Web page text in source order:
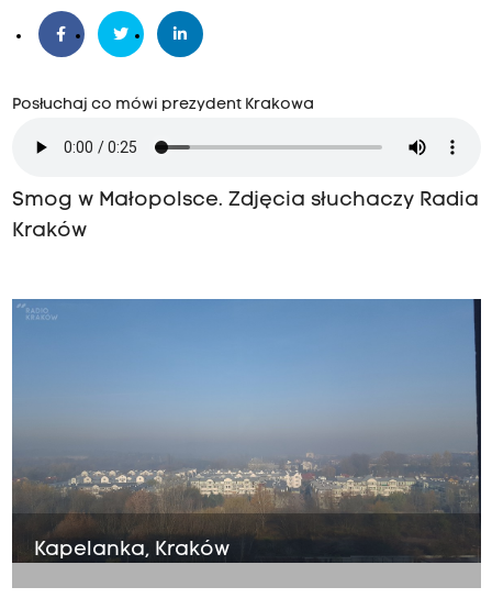
Posłuchaj co mówi prezydent Krakowa
Smog w Małopolsce. Zdjęcia słuchaczy Radia
Kraków
Kapelanka, Kraków